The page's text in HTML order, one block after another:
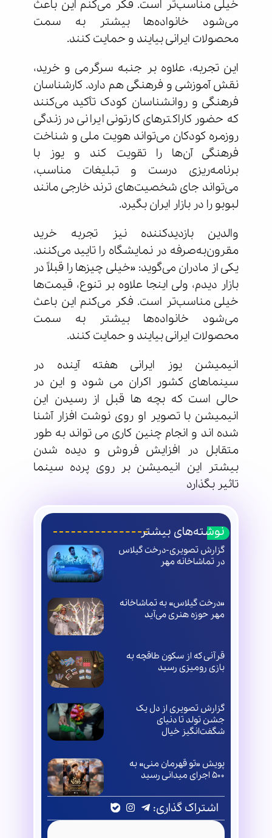
خیلی مناسب‌تر است. فکر می‌کنم این باعث
می‌شود خانواده‌ها بیشتر به سمت
محصولات ایرانی بیایند و حمایت کنند.
این تجربه، علاوه بر جنبه سرگرمی و خرید،
نقش آموزشی و فرهنگی هم دارد. کارشناسان
فرهنگی و روانشناسان کودک تأکید می‌کنند
که حضور کاراکترهای کارتونی ایرانی در زندگی
روزمره کودکان می‌تواند هویت ملی و شناخت
فرهنگی آن‌ها را تقویت کند و یوز با
برنامه‌ریزی درست و تبلیغات مناسب،
می‌تواند جای شخصیت‌های ترند خارجی مانند
لبوبو را در بازار ایران بگیرد.
والدین بازدیدکننده نیز تجربه خرید
مقرون‌به‌صرفه در نمایشگاه را تایید می‌کنند.
یکی از مادران می‌گوید: «خیلی چیزها را قبلاً در
بازار دیدم، ولی اینجا علاوه بر تنوع، قیمت‌ها
خیلی مناسب‌تر است. فکر می‌کنم این باعث
می‌شود خانواده‌ها بیشتر به سمت
محصولات ایرانی بیایند و حمایت کنند.
انیمیشن یوز ایرانی هفته آینده در
سینماهای کشور اکران می شود و این در
حالی است که بچه ها قبل از رسیدن این
انیمیشن با تصویر او روی نوشت افزار آشنا
شده اند و انجام چنین کاری می تواند به طور
متقابل در افزایش فروش و دیده شدن
بیشتر این انیمیشن بر روی پرده سینما
تاثیر بگذارد
نوشته‌های بیشتر
گزارش تصویری-درخت گیلاس
در تماشاخانه مهر
«درخت گیلاس» به تماشاخانه
مهر حوزه هنری می‌آید
قرآنی که از سکون طاقچه به
بازی رومیزی رسید
گزارش تصویری از دل یک
جشن تولد تا دنیای
شگفت‌انگیز خیال
پویش «تو قهرمان منی» به
۵۰۰ اجرای میدانی رسید
اشتراک گذاری: